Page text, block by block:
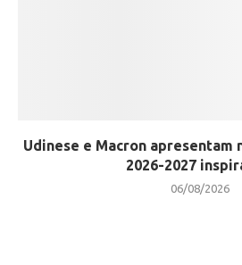
Udinese e Macron apresentam
2026-2027
06/08/2026